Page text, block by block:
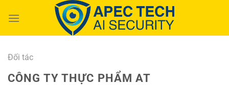
đến
Đối tác
CÔNG TY THỰC PHẨM AT